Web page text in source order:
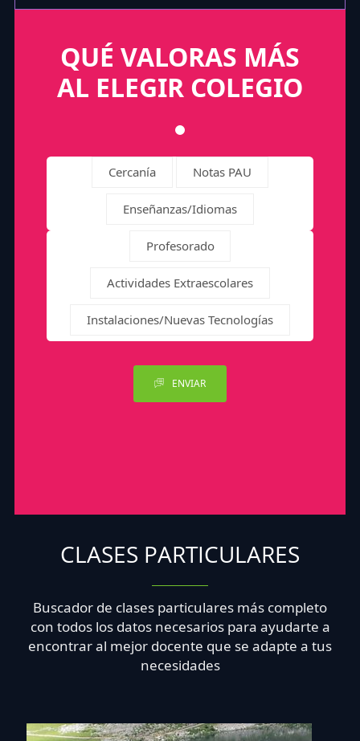
QUÉ VALORAS MÁS
AL ELEGIR COLEGIO
Cercanía Notas PAU
Enseñanzas/Idiomas
Profesorado
Actividades Extraescolares
Instalaciones/Nuevas Tecnologías
ENVIAR
CLASES PARTICULARES
Buscador de clases particulares más completo
con todos los datos necesarios para ayudarte a
encontrar al mejor docente que se adapte a tus
necesidades